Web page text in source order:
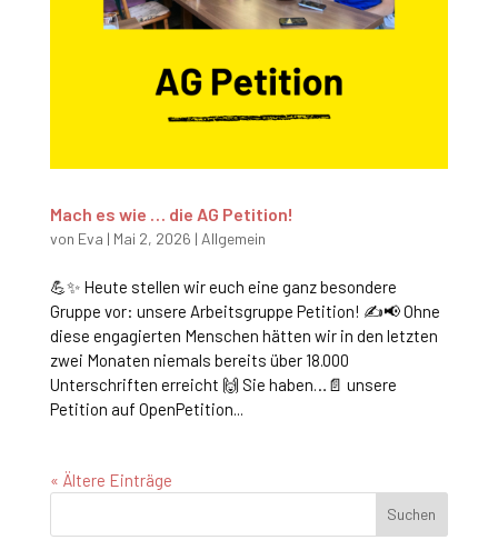
Mach es wie … die AG Petition!
von Eva | Mai 2, 2026 | Allgemein
💪✨ Heute stellen wir euch eine ganz besondere
Gruppe vor: unsere Arbeitsgruppe Petition! ✍️📢 Ohne
diese engagierten Menschen hätten wir in den letzten
zwei Monaten niemals bereits über 18.000
Unterschriften erreicht 🙌 Sie haben…📄 unsere
Petition auf OpenPetition...
« Ältere Einträge
Suchen